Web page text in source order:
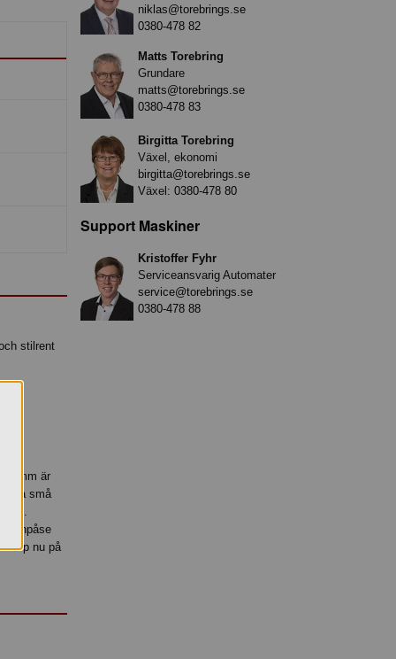
stilrent
mm är
små
Köp nu på
niklas@torebrings.se
0380-478 82
Matts Torebring
Grundare
matts@torebrings.se
0380-478 83
Birgitta Torebring
Växel, ekonomi
birgitta@torebrings.se
Växel: 0380-478 80
Support Maskiner
Kristoffer Fyhr
Serviceansvarig Automater
service@torebrings.se
0380-478 88